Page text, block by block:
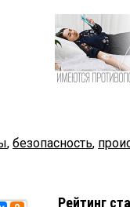
, безопасность,
Рейтинг